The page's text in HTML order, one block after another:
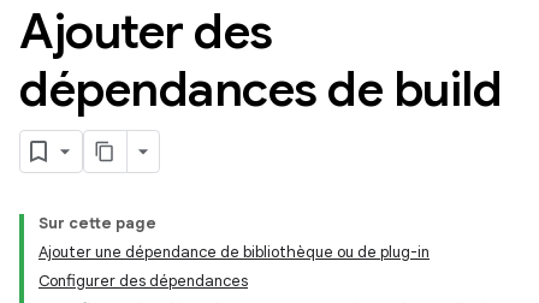
Ajouter des
dépendances de build
Sur cette page
Ajouter une dépendance de bibliothèque ou de plug-in
Configurer des dépendances